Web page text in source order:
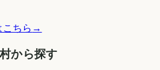
ちら →
から探す